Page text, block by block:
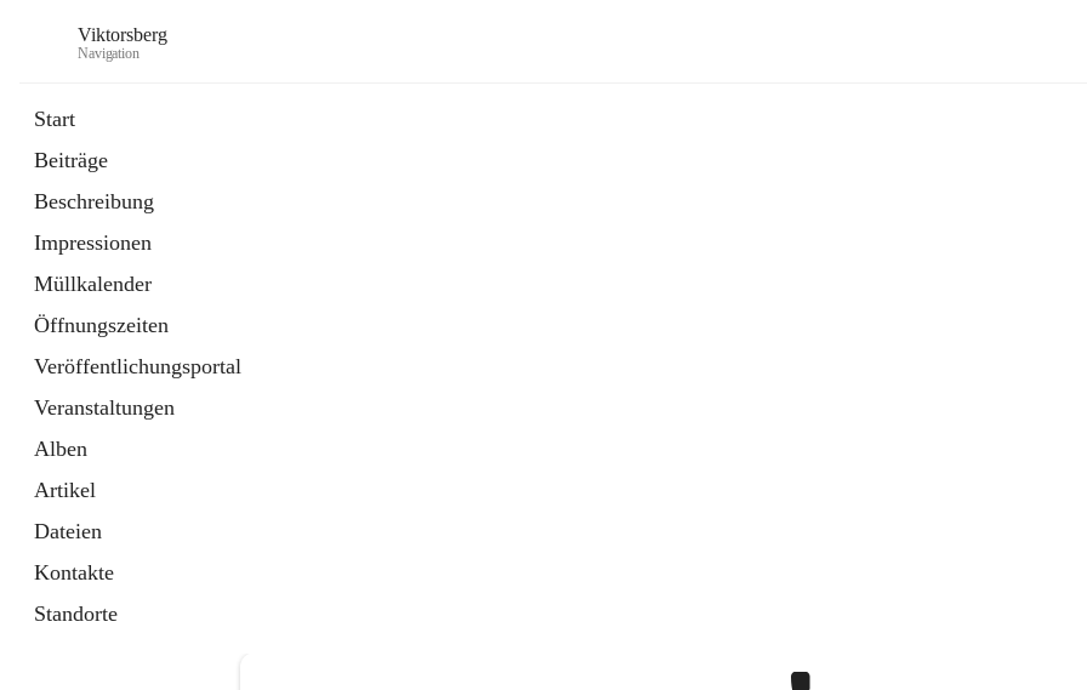
Viktorsberg
Navigation
Start
Beiträge
Beschreibung
Impressionen
Müllkalender
Öffnungszeiten
Veröffentlichungsportal
Veranstaltungen
Alben
Artikel
Dateien
Kontakte
Standorte